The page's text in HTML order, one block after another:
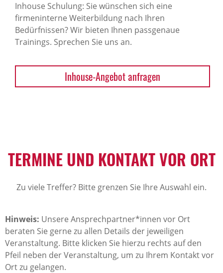
Inhouse Schulung: Sie wünschen sich eine
firmeninterne Weiterbildung nach Ihren
Bedürfnissen? Wir bieten Ihnen passgenaue
Trainings. Sprechen Sie uns an.
Inhouse-Angebot anfragen
TERMINE UND KONTAKT VOR ORT
Zu viele Treffer? Bitte grenzen Sie Ihre Auswahl ein.
Hinweis: Unsere Ansprechpartner*innen vor Ort
beraten Sie gerne zu allen Details der jeweiligen
Veranstaltung. Bitte klicken Sie hierzu rechts auf den
Pfeil neben der Veranstaltung, um zu Ihrem Kontakt vor
Ort zu gelangen.